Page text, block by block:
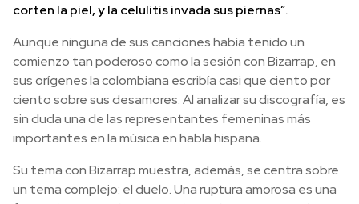
corten la piel, y la celulitis invada sus piernas”.
Aunque ninguna de sus canciones había tenido un
comienzo tan poderoso como la sesión con Bizarrap, en
sus orígenes la colombiana escribía casi que ciento por
ciento sobre sus desamores. Al analizar su discografía, es
sin duda una de las representantes femeninas más
importantes en la música en habla hispana.
Su tema con Bizarrap muestra, además, se centra sobre
un tema complejo: el duelo. Una ruptura amorosa es una